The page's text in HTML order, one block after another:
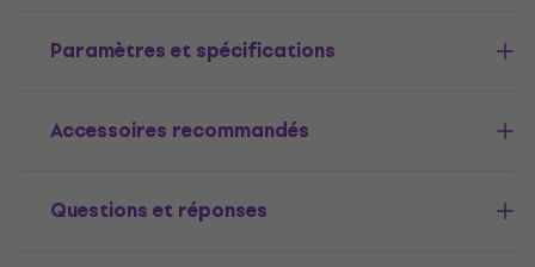
Paramètres et spécifications
Accessoires recommandés
Questions et réponses